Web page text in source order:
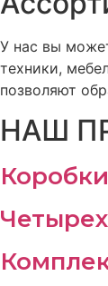
У нас вы
техники,
позволяют
НАШ